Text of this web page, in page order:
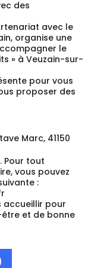
des
avec le
organise une
le
» à Veuzain-sur-
pour vous
proposer des
Marc, 41150
Pour tout
vous pouvez
:
accueillir pour
et de bonne